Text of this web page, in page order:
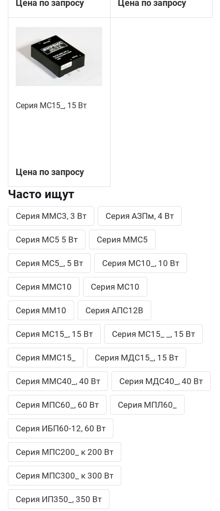
Цена по запросу Цена по запросу
Серия МС15_, 15 Вт
Цена по запросу
Часто ищут
Серия ММС3, 3 Вт Серия АЗПм, 4 Вт
Серия МС5 5 Вт Серия ММС5
Серия МС5_, 5 Вт Серия МС10_, 10 Вт
Серия ММС10 Серия МС10
Серия ММ10 Серия АПС12В
Серия МС15_, 15 Вт Серия МС15_ _, 15 Вт
Серия ММС15_ Серия МДС15_, 15 Вт
Серия ММС40_, 40 Вт Серия МДС40_, 40 Вт
Серия МПС60_, 60 Вт Серия МПЛ60_
Серия ИБП60-12, 60 Вт
Серия МПС200_ к 200 Вт
Серия МПС300_ к 300 Вт
Серия ИП350_, 350 Вт